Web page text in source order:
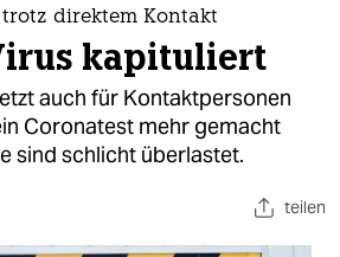
direktem Kontakt
kapituliert
auch für Kontaktpersonen
Coronatest mehr gemacht
sind schlicht überlastet.
teilen